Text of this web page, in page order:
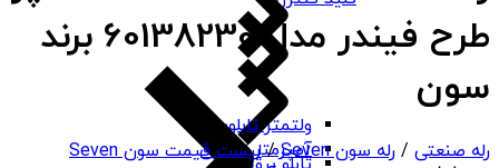
ولتمتر تابلویی
آمپرمتر تابلویی
طرح فیندر مدل 60138230 برند
سون
رله صنعتی / رله سون Seven /لیست قیمت سون Seven